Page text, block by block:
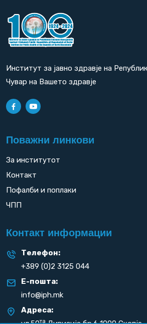
Институт за јавно здравје на
Чувар на Вашето здравје
Поважни линкови
За институтот
Контакт
Пофалби и поплаки
ЧПП
Контакт информации
Телефон:
+389 (0)2 3125 044
Е-пошта:
info@iph.mk
Адреса:
та